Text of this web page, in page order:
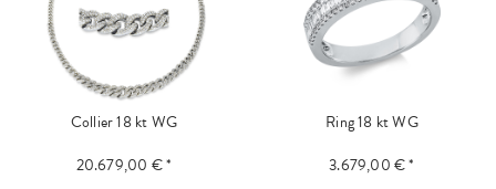
Collier 18 kt WG
20.679,00 € *
Ring 18 kt WG
3.679,00 € *